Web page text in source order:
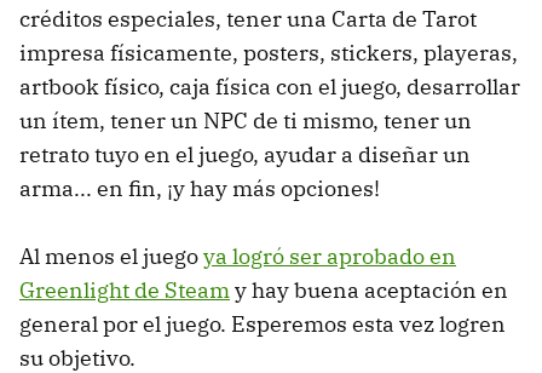
créditos especiales, tener una Carta de Tarot
impresa físicamente, posters, stickers, playeras,
artbook físico, caja física con el juego, desarrollar
un ítem, tener un NPC de ti mismo, tener un
retrato tuyo en el juego, ayudar a diseñar un
arma... en fin, ¡y hay más opciones!
Al menos el juegoya logró ser aprobado en
Greenlight de Steamy hay buena aceptación en
general por el juego. Esperemos esta vez logren
su objetivo.